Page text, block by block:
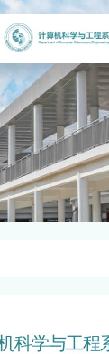
科学与工程